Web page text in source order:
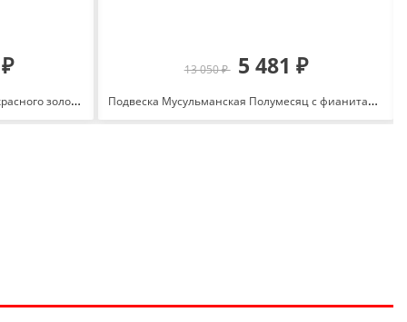
Подвеска Сердца с фианитами из красного золота 585 3463207 1 1 1
13 050 ₽ 5 481 ₽
Подвеска Мусульманская Полумесяц с фианитами из красного золота 585 с родированием 3221907 1 1 1